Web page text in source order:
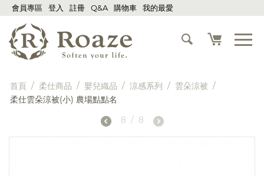
會員專區 登入 註冊 Q&A 購物車 我的最愛
首頁 / 柔仕商品 / 嬰兒織品 / 涼感系列 / 雲朵涼被 /
柔仕雲朵涼被(小) 農場點點名
8 / 8